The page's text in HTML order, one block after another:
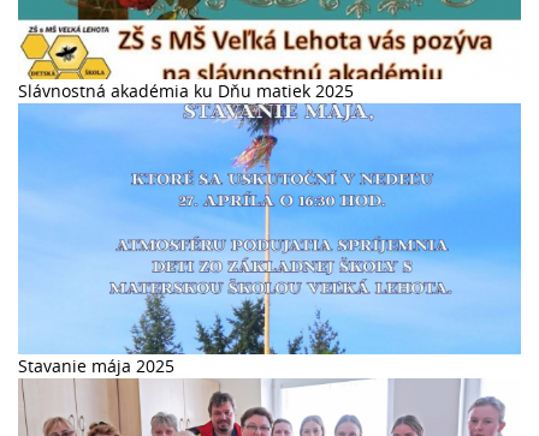
Slávnostná akadémia ku Dňu matiek 2025
Stavanie mája 2025